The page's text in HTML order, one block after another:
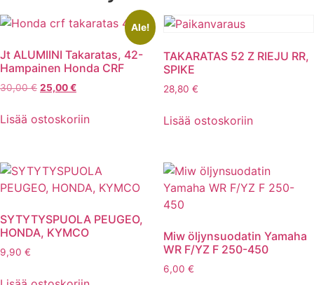
Ale!
Jt ALUMIINI Takaratas, 42-
Hampainen Honda CRF
30,00€ Alkuperäinen
oli:
25,00€Nykyinen
on:
Lisää ostoskoriin
TAKARATAS 52 Z RIEJU RR,
SPIKE
28,80 €
Lisää ostoskoriin
SYTYTYSPUOLA PEUGEO,
HONDA, KYMCO
9,90 €
Miw öljynsuodatin Yamaha
WR F/YZ F 250-450
6,00 €